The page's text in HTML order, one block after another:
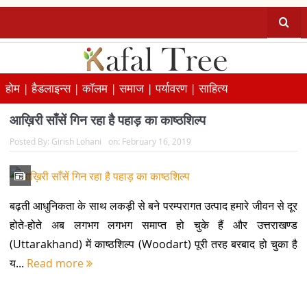
होम |हैडलाइन्स |कॉलम |समाज |पर्यावरण |साहित्य
आख़िरी साँसें गिन रहा है पहाड़ का काष्ठशिल्प
Posted By: Girish Lohani on: February 16, 2019
बढ़ती आधुनिकता के साथ लकड़ी से बने परम्परागत उत्पाद हमारे जीवन से दूर
होते-होते अब लगभग लगभग समाप्त हो चुके हैं और उत्तराखण्ड
(Uttarakhand) में काष्ठशिल्प (Woodart) पूरी तरह बरबाद हो चुका है
य... Read more